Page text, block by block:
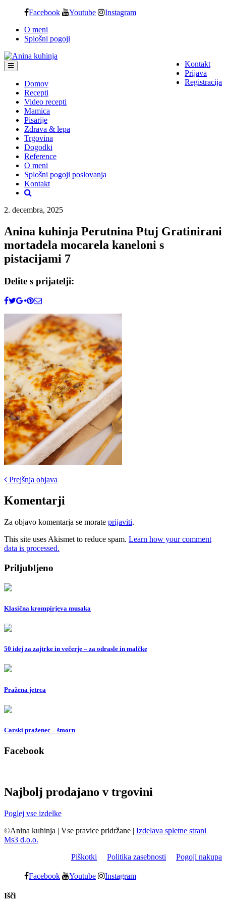
content
Facebook Youtube Instagram
O meni
Splošni pogoji
Kontakt
Prijava
Registracija
Domov
Recepti
Video recepti
Mamica
Pisarije
Zdrava & lepa
Trgovina
Dogodki
Reference
O meni
Splošni pogoji poslovanja
Kontakt
2. decembra, 2025
Anina kuhinja Perutnina Ptuj Gratinirani
mortadela mocarela kaneloni s
pistacijami 7
Delite s prijatelji:
Post
navigation
Prejšnja objava
Komentarji
Za objavo komentarja se morate prijaviti.
This site uses Akismet to reduce spam. Learn how your comment
data is processed.
Priljubljeno
Klasična krompirjeva musaka
50 idej za zajtrke in večerje – za odrasle in malčke
Pražena jetrca
Carski praženec – šmorn
Facebook
Najbolj prodajano v trgovini
Poglej vse izdelke
©Anina kuhinja | Vse pravice pridržane | Izdelava spletne strani
Ms3 d.o.o.
Piškotki
Politika zasebnosti Pogoji nakupa
Facebook Youtube Instagram
Išči